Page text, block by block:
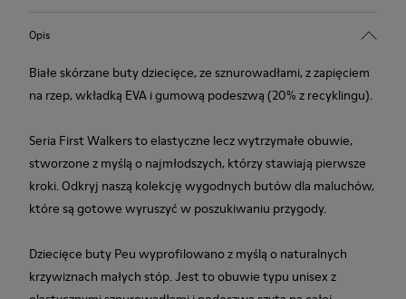
Opis
Białe skórzane buty dziecięce, ze sznurowadłami, z zapięciem
na rzep, wkładką EVA i gumową podeszwą (20% z recyklingu).
Seria First Walkers to elastyczne lecz wytrzymałe obuwie,
stworzone z myślą o najmłodszych, którzy stawiają pierwsze
kroki. Odkryj naszą kolekcję wygodnych butów dla maluchów,
które są gotowe wyruszyć w poszukiwaniu przygody.
Dziecięce buty Peu wyprofilowano z myślą o naturalnych
krzywiznach małych stóp. Jest to obuwie typu unisex z